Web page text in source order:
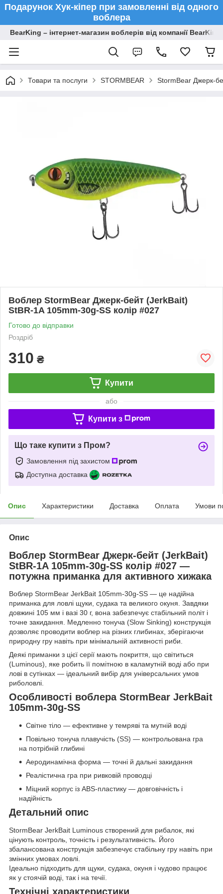
Подарунок Хук-кіпер при замовленні від одного
воблера
BearKing – інтернет-магазин воблерів від компанії BearKing
Товари та послуги STORMBEAR StormBear Джерк-
Воблер StormBear Джерк-бейт (JerkBait)
StBR-1A 105mm-30g-SS колір #027
Готово до відправки
Роздріб
310 ₴
Купити
або
Купити з
Що таке купити з Пром?
Замовлення під захистом
Доступна доставка
Опис Характеристики Доставка Оплата Умови
Опис
Воблер StormBear Джерк-бейт (JerkBait)
StBR-1A 105mm-30g-SS колір #027 —
потужна приманка для активного хижака
Воблер StormBear JerkBait 105mm-30g-SS — це надійна
приманка для ловлі щуки, судака та великого окуня. Завдяки
довжині 105 мм і вазі 30 г, вона забезпечує стабільний політ і
точне закидання. Медленно тонуча (Slow Sinking) конструкція
дозволяє проводити воблер на різних глибинах, зберігаючи
природну гру навіть при мінімальній активності риби.
Деякі приманки з цієї серії мають покриття, що світиться
(Luminous), яке робить її помітною в каламутній воді або при
лові в сутінках — ідеальний вибір для універсальних умов
риболовлі.
Особливості воблера StormBear JerkBait
105mm-30g-SS
Світне тіло — ефективне у темряві та мутній воді
Повільно тонуча плавучість (SS) — контрольована гра
на потрібній глибині
Аеродинамічна форма — точні й дальні закидання
Реалістична гра при ривковій проводці
Міцний корпус із ABS-пластику — довговічність і
надійність
Детальний опис
StormBear JerkBait Luminous створений для рибалок, які
цінують контроль, точність і результативність. Його
збалансована конструкція забезпечує стабільну гру навіть при
змінних умовах ловлі.
Ідеально підходить для щуки, судака, окуня і чудово працює
як у стоячій воді, так і на течії.
Технічні характеристики